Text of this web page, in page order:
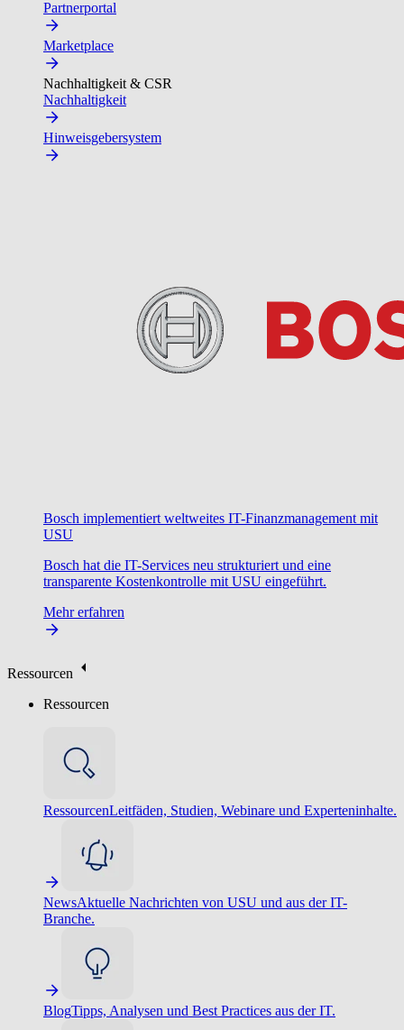
Partnerportal
Marketplace
Nachhaltigkeit & CSR
Nachhaltigkeit
Hinweisgebersystem
Bosch implementiert weltweites IT-Finanzmanagement mit
USU
Bosch hat die IT-Services neu strukturiert und eine
transparente Kostenkontrolle mit USU eingeführt.
Mehr erfahren
Ressourcen
Ressourcen
RessourcenLeitfäden, Studien, Webinare und Experteninhalte.
NewsAktuelle Nachrichten von USU und aus der IT-
Branche.
BlogTipps, Analysen und Best Practices aus der IT.